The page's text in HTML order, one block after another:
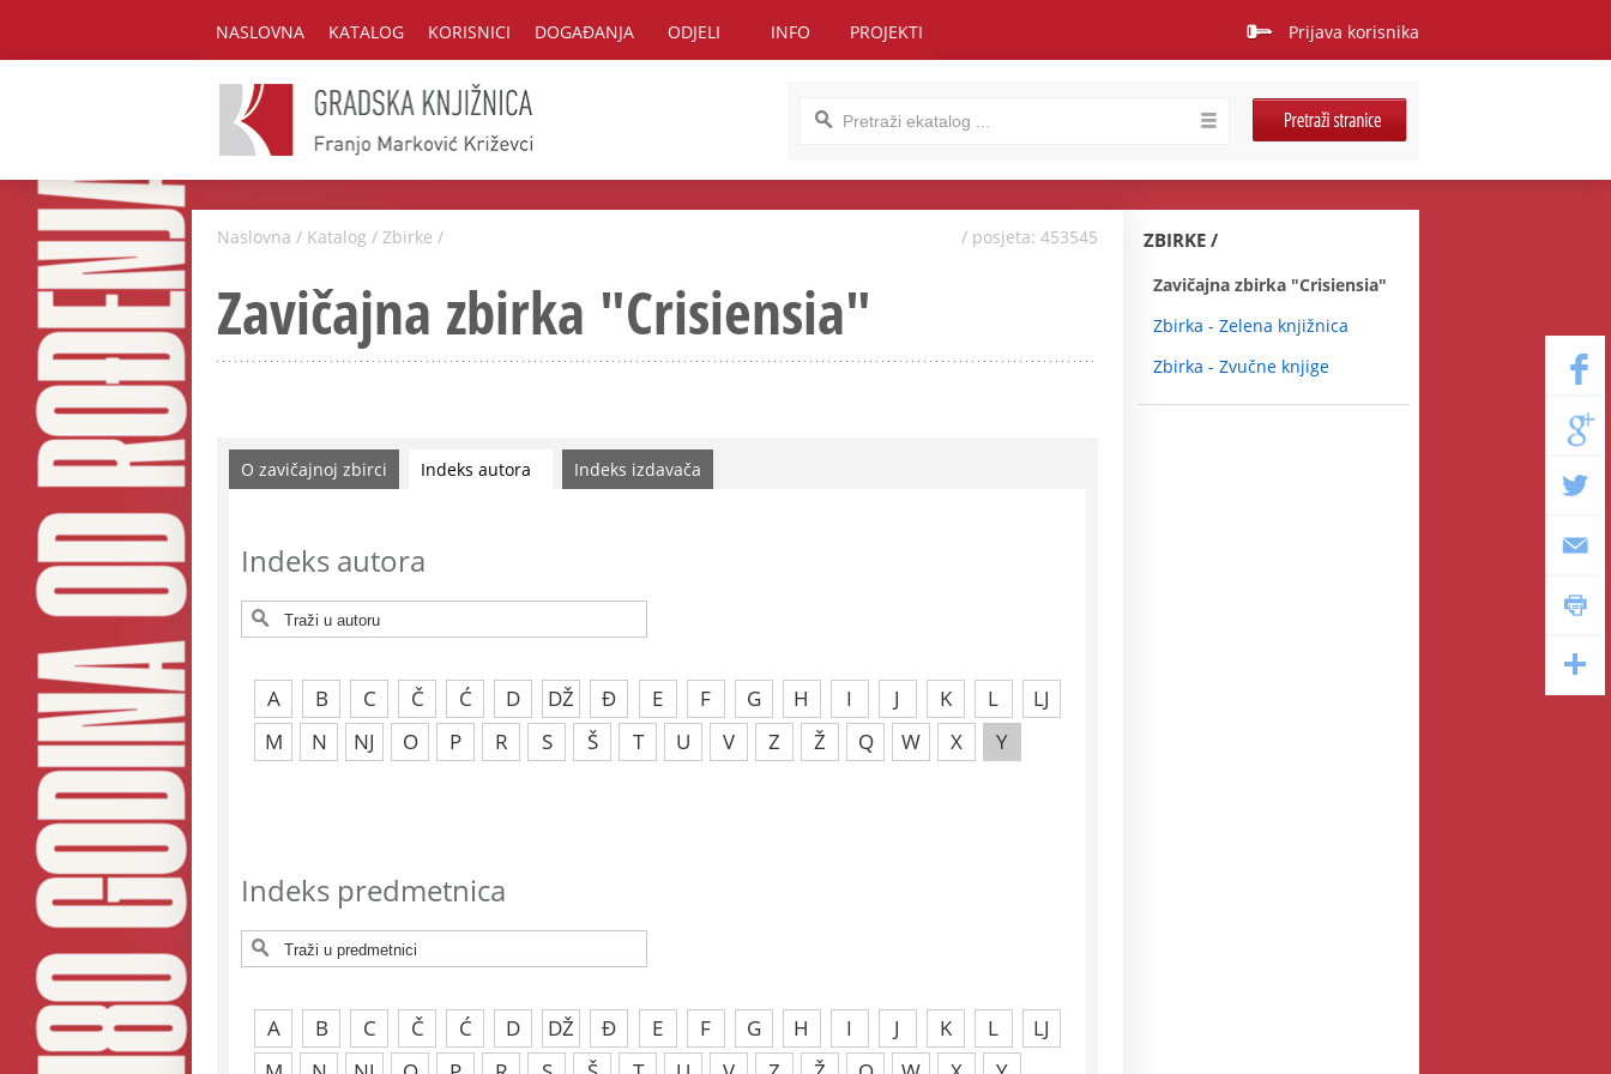
NASLOVNA KATALOG KORISNICI DOGAĐANJA ODJELI INFO PROJEKTI Prijava korisnika
Naslovna / Katalog / Zbirke / / posjeta: 453545
Zavičajna zbirka "Crisiensia"
O zavičajnoj zbirci Indeks autora Indeks izdavača
Indeks autora
A B C Č Ć D DŽ Đ E F G H I J K L
LJ
M
N NJ O P R S Š T U V Z Ž Q W X Y
Indeks predmetnica
A B C Č Ć D DŽ Đ E F G H I J K L
LJ
ZBIRKE
Zavičajna zbirka "Crisiensia"
Zbirka - Zelena knjižnica
Zbirka - Zvučne knjige